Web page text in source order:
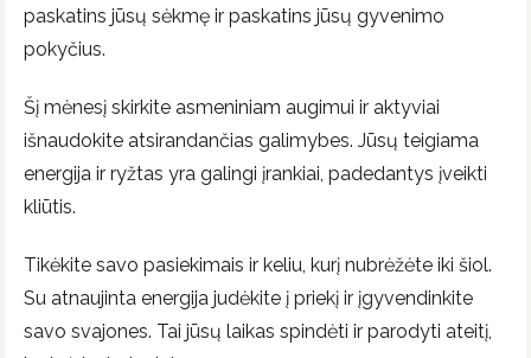
paskatins jūsų sėkmę ir paskatins jūsų gyvenimo
pokyčius.
Šį mėnesį skirkite asmeniniam augimui ir aktyviai
išnaudokite atsirandančias galimybes. Jūsų teigiama
energija ir ryžtas yra galingi įrankiai, padedantys įveikti
kliūtis.
Tikėkite savo pasiekimais ir keliu, kurį nubrėžėte iki šiol.
Su atnaujinta energija judėkite į priekį ir įgyvendinkite
savo svajones. Tai jūsų laikas spindėti ir parodyti ateitį,